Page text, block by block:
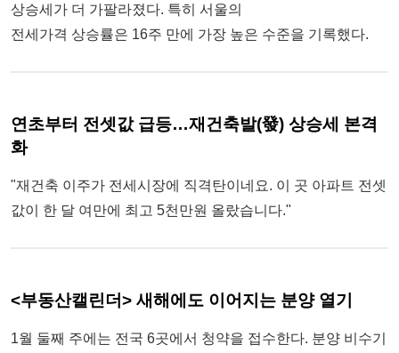
상승세가 더 가팔라졌다. 특히 서울의
전세가격 상승률은 16주 만에 가장 높은 수준을 기록했다.
연초부터 전셋값 급등…재건축발(發) 상승세 본격
화
"재건축 이주가 전세시장에 직격탄이네요. 이 곳 아파트 전셋
값이 한 달 여만에 최고 5천만원 올랐습니다."
<부동산캘린더> 새해에도 이어지는 분양 열기
1월 둘째 주에는 전국 6곳에서 청약을 접수한다. 분양 비수기